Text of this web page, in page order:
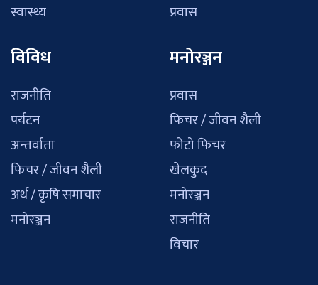
स्वास्थ्य
प्रवास
विविध
राजनीति
पर्यटन
अन्तर्वाता
फिचर / जीवन शैली
अर्थ / कृषि समाचार
मनोरञ्जन
मनोरञ्जन
प्रवास
फिचर / जीवन शैली
फोटो फिचर
खेलकुद
मनोरञ्जन
राजनीति
विचार